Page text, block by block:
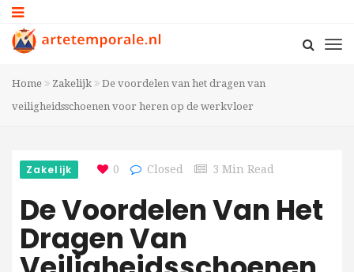
Home Zakelijk
De voordelen van het dragen van
veiligheidsschoenen voor heren op de werkvloer
Zakelijk 0 Closed 3 Min Read
De Voordelen Van Het
Dragen Van